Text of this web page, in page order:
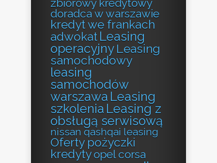
zbiorowykredytowy
doradca w warszawie
kredyt we frankach
adwokat Leasing
operacyjny Leasing
samochodowy
leasing
samochodów
warszawa Leasing
szkolenia Leasing z
obsługą serwisową
nissan qashqai leasing
Oferty pożyczki
kredytyopel corsa